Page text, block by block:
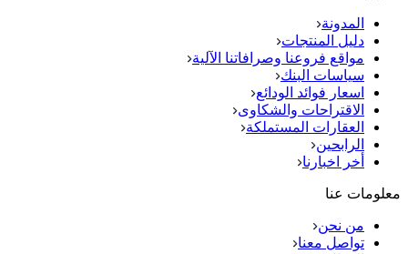
المدونة
دليل المنتجات
مواقع فروعنا وصرافاتنا الآلية
سياسات البنك
اسعار فوائد الودائع
الاقتراحات والشكاوى
العقارات المستملكة
الرابحين
أخر اخبارنا
معلومات عنا
من نحن
تواصل معنا